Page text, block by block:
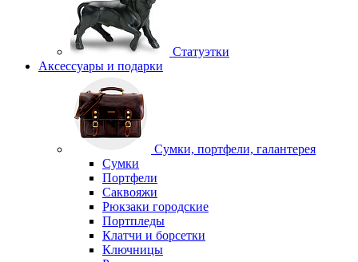
Статуэтки
Аксессуары и подарки
Сумки, портфели, галантерея
Сумки
Портфели
Саквояжи
Рюкзаки городские
Портпледы
Клатчи и борсетки
Ключницы